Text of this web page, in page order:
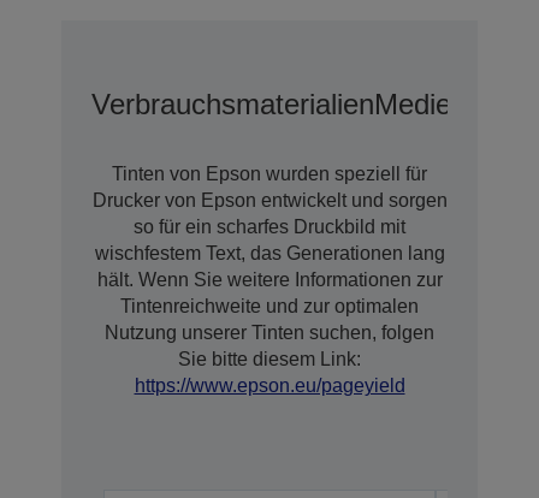
VerbrauchsmaterialienMedien
Tinten von Epson wurden speziell für
Drucker von Epson entwickelt und sorgen
so für ein scharfes Druckbild mit
wischfestem Text, das Generationen lang
hält. Wenn Sie weitere Informationen zur
Tintenreichweite und zur optimalen
Nutzung unserer Tinten suchen, folgen
Sie bitte diesem Link:
https://www.epson.eu/pageyield